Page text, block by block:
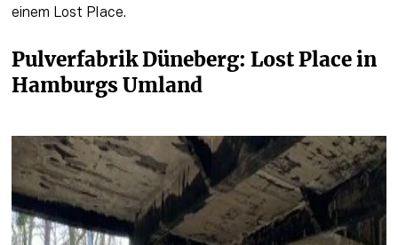
einem Lost Place.
Pulverfabrik Düneberg: Lost Place in
Hamburgs Umland